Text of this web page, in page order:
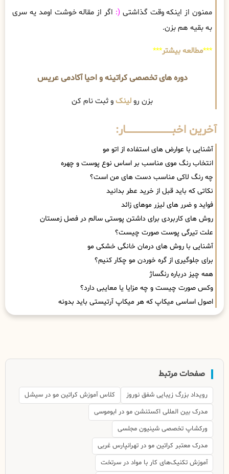
ممنون از اینکه وقت گذاشتی(: اگر از مقاله خوشت اومد یه سری
به بقیه هم بزن.
***مطالعه بیشتر***
دوره های تخصصی کراتینه و احیا آکادمی عریس
بزن رولینکو ثبت نام کن
آخرین اخبــــــــــــــــــــــــــــــار:
آشنایی با عوارض های استفاده از اتو مو
انتخاب رنگ موی مناسب بر اساس نوع پوست و چهره
چه رنگ لاکی مناسب دست های من است؟
نکاتی که باید قبل از خرید عطر بدانید
فواید و ضرر های لیزر موهای زائد
روش های کاربردی برای داشتن پوستی سالم در فصل زمستان
علت تیرگی پوست صورت چیست؟
آشنایی با روش های درمان خانگی خشکی مو
برای جلوگیری از گره خوردن مو چکار کنیم؟
همه چیز درباره رنگساژ
وکس صورت چیست و چه مزایا یا معایبی دارد؟
اصول اساسی میکاپ که هر میکاپ آرتیستی باید بدونه
صفحات مرتبط
رویداد بزرگ زیبایی شفق نوروز
کلاس آموزش کراتین مو در سیشل
مدرک بین المللی اکستنشن مو در ابوموسی
ورکشاپ تخصصی شینیون مجلسی
مدرک معتبر کراتین مو در تهرانپارس غربی
آموزش تکنیک‌های کار با مواد در سرتخت